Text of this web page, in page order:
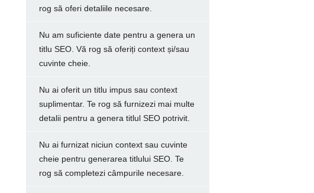
rog să oferi detaliile necesare.
Nu am suficiente date pentru a genera un
titlu SEO. Vă rog să oferiți context și/sau
cuvinte cheie.
Nu ai oferit un titlu impus sau context
suplimentar. Te rog să furnizezi mai multe
detalii pentru a genera titlul SEO potrivit.
Nu ai furnizat niciun context sau cuvinte
cheie pentru generarea titlului SEO. Te
rog să completezi câmpurile necesare.